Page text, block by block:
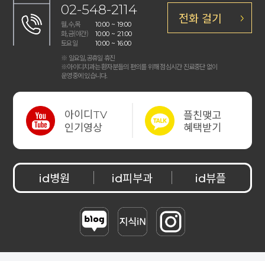
02-548-2114
월,수,목 10:00 ~ 19:00
화,금(야간) 10:00 ~ 21:00
토요일 10:00 ~ 16:00
※ 일요일,공휴일 휴진
※아이디치과는 환자분들의 편의를 위해 점심시간 진료중단 없이
운영중에 있습니다.
전화 걸기
아이디TV
인기영상
플친맺고
혜택받기
id병원 id피부과 id뷰플